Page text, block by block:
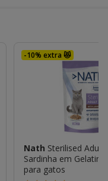
-10% extra 😻
Nath Sterilised Adult
Sardinha em
para gatos